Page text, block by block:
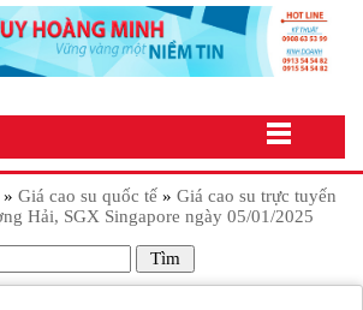
» Giá cao su quốc tế » Giá cao su trực tuyến
Hải, SGX Singapore ngày 05/01/2025